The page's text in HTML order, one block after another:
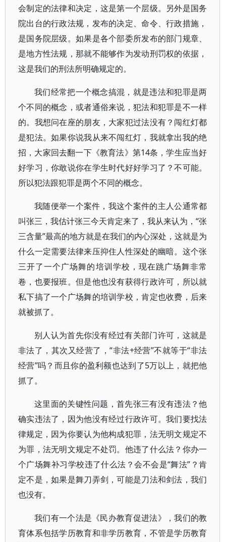
会制定的法律和决定，这是第一个层级。另外是国务
院出台的行政法规，发布的决定、命令、行政措施，
是国务院层级。如果是各个部委所发布的部门规章、
是地方性法规，那就不能够作为发动刑罚权的依据，
这是我们的刑法所明确规定的。
我们经常把一个概念搞混，就是违法和犯罪是两
个不同的概念，或者通俗来说，犯法和犯罪是不一样
的。我想问在座的朋友，大家犯过法没有？闯红灯都
是犯法。如果你说我从来不闯红灯，我就拿出我的绝
招，大家回去翻一下《教育法》第14条，学生应当好
好学习，你敢说你在学生时代好好学习了？不可能。
所以犯法跟犯罪是两个不同的概念。
我随便举一个案件，我这个案件的主人公通常都
叫张三，我估计张三今天肯定来了，我从来认为，“张
三含量”最高的地方就是在我们的内心深处，这就是为
什么一定需要法律来压抑住人性深处的幽暗。这个张
三开了一个广场舞的培训学校，现在跳广场舞非常
卷，也要报班。但是他也没有获得行政许可，所以就
私下搞了一个广场舞的培训学校，肯定也收费，后来
就被抓了。
别人认为首先你没有经过有关部门许可，这就是
非法了，其次又经营了，“非法+经营”不就等于“非法
经营”吗？而且你的盈利额也达到了5万以上，就把他
抓了。
这里面的关键性问题，首先张三有没有违法？他
确实违法了，因为他没有经过行政许可。我们要找法
律规定，因为你要认为他构成犯罪，法无明文规定不
为罪，法无明文规定不处罚。他违了什么法？你办一
个广场舞补习学校违了什么法？会不会是“舞法”？肯
定不是，如果是舞刀弄剑，可能是刀法和剑法，我们
也没有。
我们有一个法是《民办教育促进法》，我们的教
育体系包括学历教育和非学历教育，不管是学历教育